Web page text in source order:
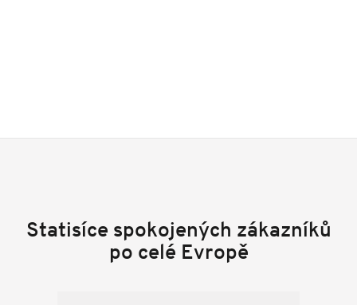
Statisíce spokojených zákazníků
po celé Evropě